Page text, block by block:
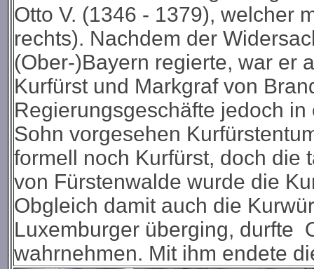
Otto V. (1346 - 1379), welcher
rechts). Nachdem der
(Ober-)Bayern regierte, war er
Kurfürst und Markgraf von
Regierungsgeschäfte jedoch
Sohn vorgesehen
formell noch Kurfürst, doch die
von Fürstenwalde wurde die
Obgleich damit auch die
Luxemburger überging, durfte
wahrnehmen. Mit ihm endete